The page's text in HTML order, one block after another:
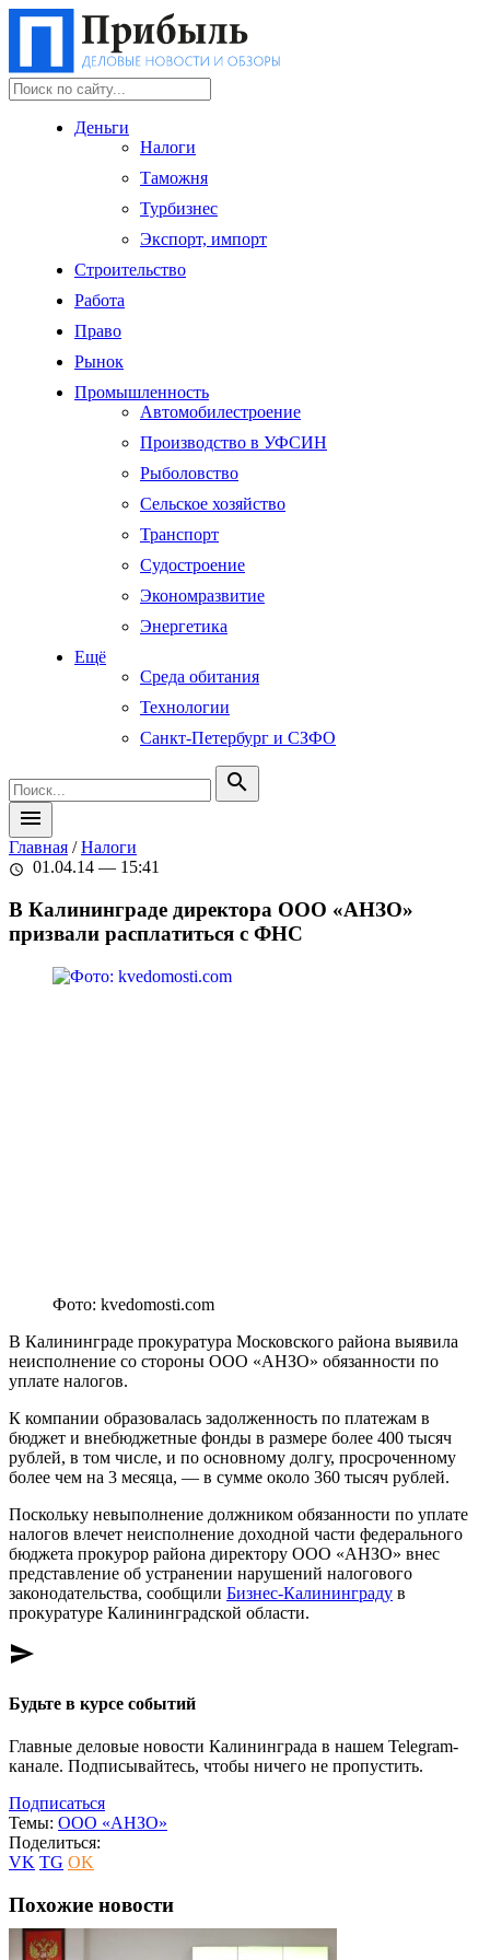
Деньги
Налоги
Таможня
Турбизнес
Экспорт, импорт
Строительство
Работа
Право
Рынок
Промышленность
Автомобилестроение
Производство в УФСИН
Рыболовство
Сельское хозяйство
Транспорт
Судостроение
Экономразвитие
Энергетика
Ещё
Среда обитания
Технологии
Санкт-Петербург и СЗФО
search
menu
Главная /Налоги
schedule 01.04.14 — 15:41
В Калининграде директора ООО «АНЗО»
призвали расплатиться с ФНС
Фото: kvedomosti.com
В Калининграде прокуратура Московского района выявила
неисполнение со стороны ООО «АНЗО» обязанности по
уплате налогов.
К компании образовалась задолженность по платежам в
бюджет и внебюджетные фонды в размере более 400 тысяч
рублей, в том числе, и по основному долгу, просроченному
более чем на 3 месяца, — в сумме около 360 тысяч рублей.
Поскольку невыполнение должником обязанности по уплате
налогов влечет неисполнение доходной части федерального
бюджета прокурор района директору ООО «АНЗО» внес
представление об устранении нарушений налогового
законодательства, сообщили Бизнес-Калининграду в
прокуратуре Калининградской области.
send
Будьте в курсе событий
Главные деловые новости Калининграда в нашем Telegram-
канале. Подписывайтесь, чтобы ничего не пропустить.
Подписаться
Темы: ООО «АНЗО»
Поделиться:
VK TG OK
Похожие новости